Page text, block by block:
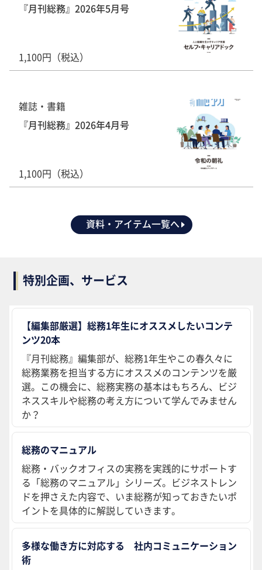
『月刊総務』2026年5月号
1,100円（税込）
雑誌・書籍
『月刊総務』2026年4月号
1,100円（税込）
資料・アイテム一覧へ
特別企画、サービス
【編集部厳選】総務1年生にオススメしたいコンテ
ンツ20本
『月刊総務』編集部が、総務1年生やこの春久々に
総務業務を担当する方にオススメのコンテンツを厳
選。この機会に、総務実務の基本はもちろん、ビジ
ネススキルや総務の考え方について学んでみません
か？
総務のマニュアル
総務・バックオフィスの実務を実践的にサポートす
る「総務のマニュアル」シリーズ。ビジネストレン
ドを押さえた内容で、いま総務が知っておきたいポ
イントを具体的に解説していきます。
多様な働き方に対応する 社内コミュニケーション
術